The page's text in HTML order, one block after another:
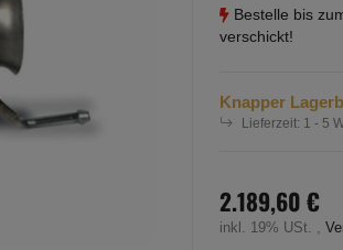
Bestelle bis
verschickt!
Knapper
Lieferzeit: 1 - 5
2.189,60 €
inkl. 19% USt. ,